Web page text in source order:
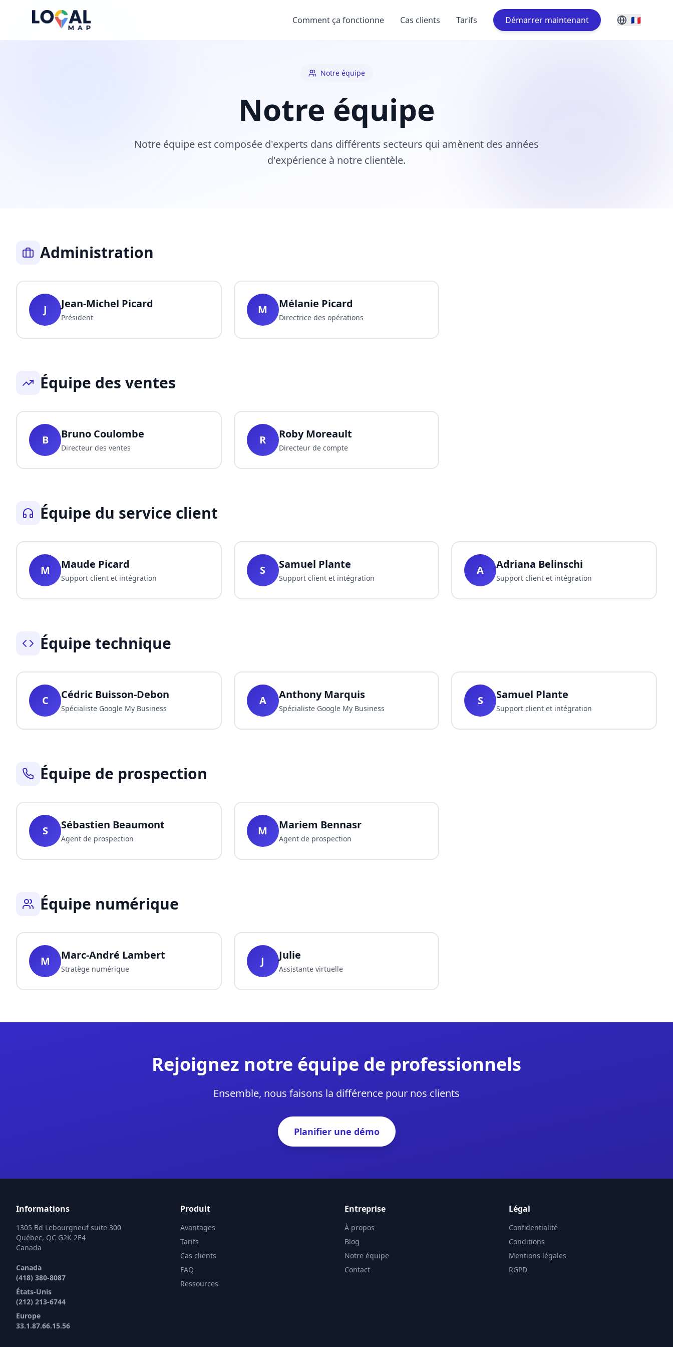
Comment ça fonctionne Cas clients Tarifs Démarrer maintenant 🇫🇷
Notre équipe
Notre équipe
Notre équipe est composée d'experts dans différents secteurs qui amènent des années
d'expérience à notre clientèle.
Administration
J Jean-Michel Picard
Président
M Mélanie Picard
Directrice des opérations
Équipe des ventes
B Bruno Coulombe
Directeur des ventes
R Roby Moreault
Directeur de compte
Équipe du service client
M Maude Picard
Support client et intégration
S Samuel Plante
Support client et intégration
A Adriana Belinschi
Support client et intégration
Équipe technique
C Cédric Buisson-Debon
Spécialiste Google My Business
A Anthony Marquis
Spécialiste Google My Business
S Samuel Plante
Support client et intégration
Équipe de prospection
S Sébastien Beaumont
Agent de prospection
M Mariem Bennasr
Agent de prospection
Équipe numérique
M Marc-André Lambert
Stratège numérique
J Julie
Assistante virtuelle
Rejoignez notre équipe de professionnels
Ensemble, nous faisons la différence pour nos clients
Planifier une démo
Informations
1305 Bd Lebourgneuf suite 300
Québec, QC G2K 2E4
Canada
Canada
(418) 380-8087
États-Unis
(212) 213-6744
Europe
33.1.87.66.15.56
Produit
Avantages
Tarifs
Cas clients
FAQ
Ressources
Entreprise
À propos
Blog
Notre équipe
Contact
Légal
Confidentialité
Conditions
Mentions légales
RGPD